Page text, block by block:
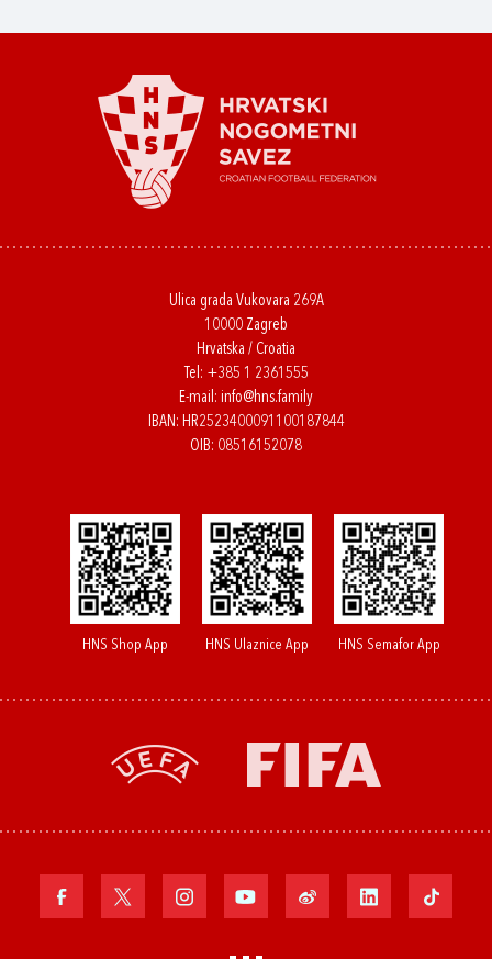
Ulica grada Vukovara 269A
10000 Zagreb
Hrvatska / Croatia
Tel: +385 1 2361555
E-mail: info@hns.family
IBAN: HR2523400091100187844
OIB: 08516152078
HNS Shop App HNS Ulaznice App HNS Semafor App